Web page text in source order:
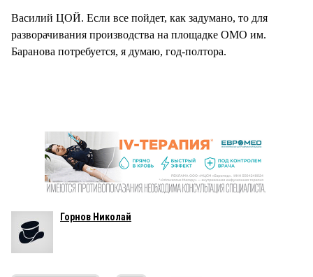
Василий ЦОЙ. Если все пойдет, как задумано, то для
разворачивания производства на площадке ОМО им.
Баранова потребуется, я думаю, год-полтора.
Горнов Николай